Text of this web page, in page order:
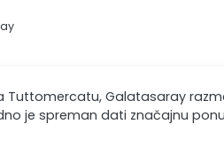
Tuttomercatu, Galatasaray
je spreman dati značajnu